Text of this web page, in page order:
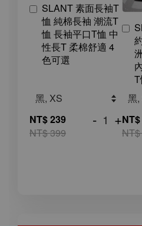
SLANT 素面長袖T
恤 純棉長袖 潮流T
恤 長袖平口T恤 中
性長T 柔棉舒適 4
色可選
NT$ 239
NT$ 399
- +